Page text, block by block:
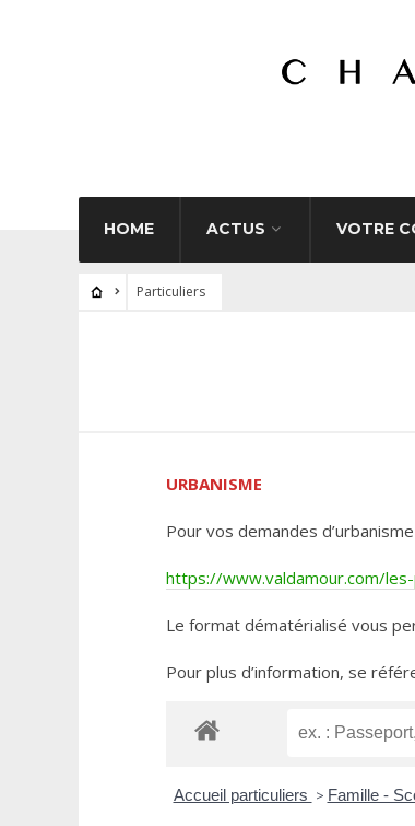
HOME ACTUS VOTRE
Particuliers
URBANISME
Pour vos demandes
https://www.valdamour.com/
Le format dématérialisé vous
Pour plus d’information, se
Accueil particuliers > Famille -